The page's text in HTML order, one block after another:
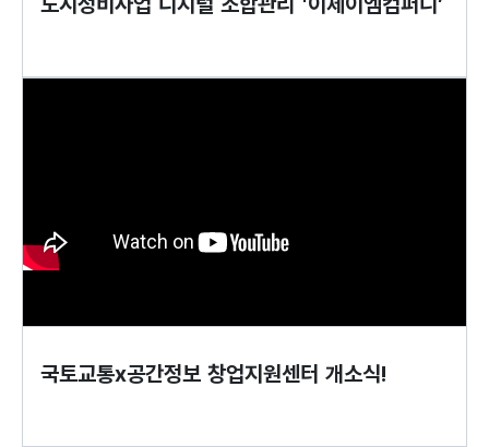
국토교통x공간정보 창업지원센터 개소식!